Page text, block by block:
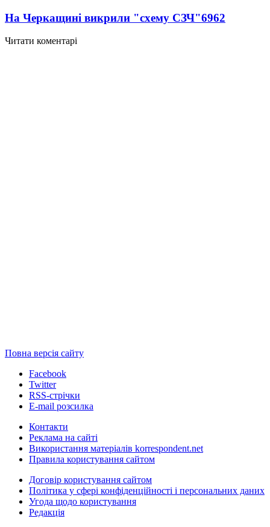
На Черкащині викрили "схему СЗЧ"6962
Читати коментарі
Повна версія сайту
Facebook
Twitter
RSS-стрічки
E-mail розсилка
Контакти
Реклама на сайті
Використання матеріалів korrespondent.net
Правила користування сайтом
Договір користування сайтом
Політика у сфері конфіденційності і персональних даних
Угода щодо користування
Редакція